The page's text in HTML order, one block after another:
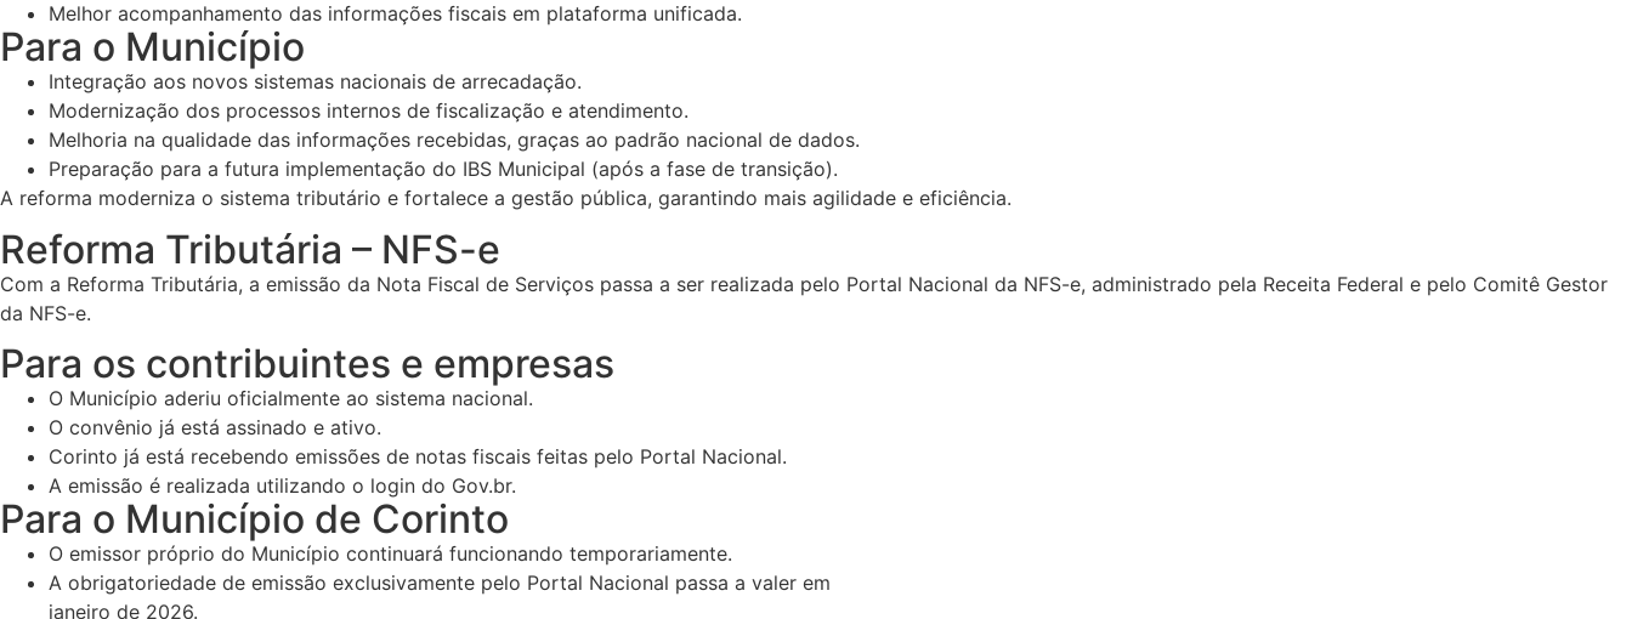
Melhor acompanhamento das informações fiscais em plataforma unificada.
Para o Município
Integração aos novos sistemas nacionais de arrecadação.
Modernização dos processos internos de fiscalização e atendimento.
Melhoria na qualidade das informações recebidas, graças ao padrão nacional de dados.
Preparação para a futura implementação do IBS Municipal (após a fase de transição).
A reforma moderniza o sistema tributário e fortalece a gestão pública, garantindo mais agilidade e eficiência.
Reforma Tributária – NFS-e
Com a Reforma Tributária, a emissão da Nota Fiscal de Serviços passa a ser realizada pelo Portal Nacional da NFS-e, administrado pela Receita Federal e pelo Comitê Gestor
da NFS-e.
Para os contribuintes e empresas
O Município aderiu oficialmente ao sistema nacional.
O convênio já está assinado e ativo.
Corinto já está recebendo emissões de notas fiscais feitas pelo Portal Nacional.
A emissão é realizada utilizando o login do Gov.br.
Para o Município de Corinto
O emissor próprio do Município continuará funcionando temporariamente.
A obrigatoriedade de emissão exclusivamente pelo Portal Nacional passa a valer em
janeiro de 2026.